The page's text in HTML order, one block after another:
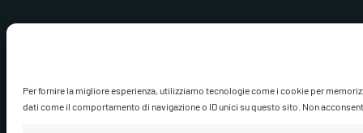
Per fornire la migliore esperienza, utilizziamo tecnologie come i cookie per
dati come il comportamento di navigazione o ID unici su questo sito. Non